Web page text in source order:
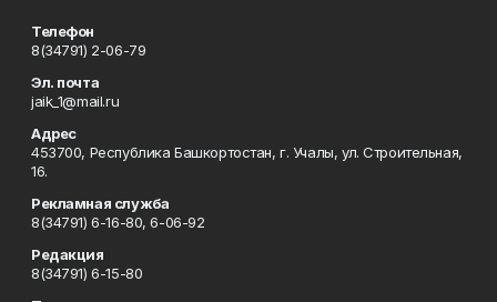
Телефон
8(34791) 2-06-79
Эл. почта
jaik_1@mail.ru
Адрес
453700, Республика Башкортостан, г. Учалы, ул. Строительная,
16.
Рекламная служба
8(34791) 6-16-80, 6-06-92
Редакция
8(34791) 6-15-80